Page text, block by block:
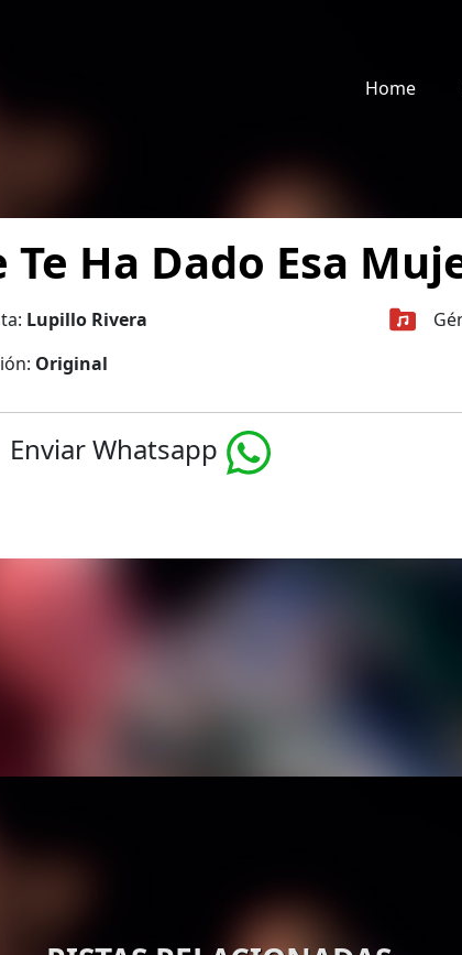
Home
Te Ha Dado Esa
Lupillo Rivera
Original
Enviar Whatsapp